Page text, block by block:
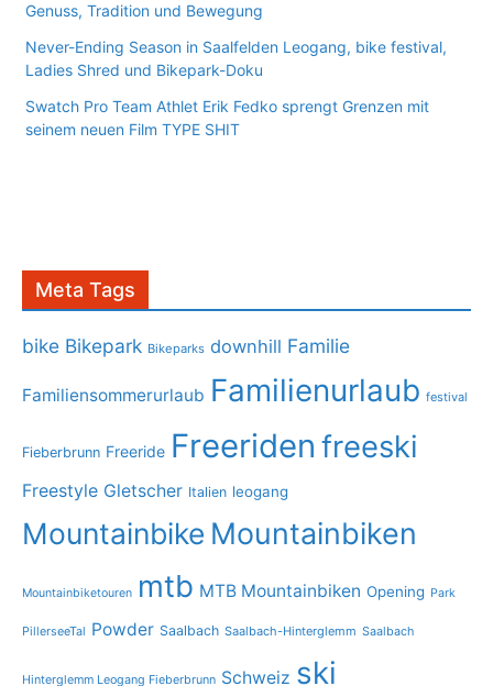
Genuss, Tradition und Bewegung
Never-Ending Season in Saalfelden Leogang, bike festival,
Ladies Shred und Bikepark-Doku
Swatch Pro Team Athlet Erik Fedko sprengt Grenzen mit
seinem neuen Film TYPE SHIT
Meta Tags
bike Bikepark Bikeparks downhill Familie
Familiensommerurlaub Familienurlaub festival
Fieberbrunn Freeride Freeriden freeski
Freestyle Gletscher Italien leogang
Mountainbike Mountainbiken
Mountainbiketouren mtb MTB Mountainbiken Opening Park
PillerseeTal Powder Saalbach Saalbach-Hinterglemm Saalbach
Hinterglemm Leogang Fieberbrunn Schweiz ski